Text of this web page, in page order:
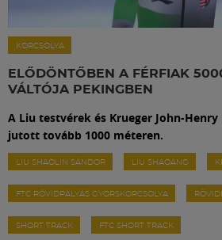
KORCSOLYA
ELŐDÖNTŐBEN A FÉRFIAK
VÁLTÓJA PEKINGBEN
A Liu testvérek és Krueger John-
jutott tovább 1000 méteren.
LIU SHAOLIN SÁNDOR LIU SHAOANG
FTC RÖVIDPÁLYÁS GYORSKORCSOLYA
SHORT TRACK FTC SHORT TRACK
Labdarúgás
Meccscenter
Klub